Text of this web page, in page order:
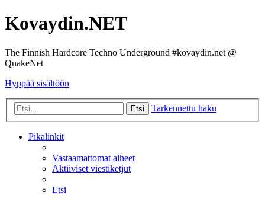
Kovaydin.NET
The Finnish Hardcore Techno Underground #kovaydin.net @
QuakeNet
Hyppää sisältöön
Etsi Tarkennettu haku
Pikalinkit
Vastaamattomat aiheet
Aktiiviset viestiketjut
Etsi